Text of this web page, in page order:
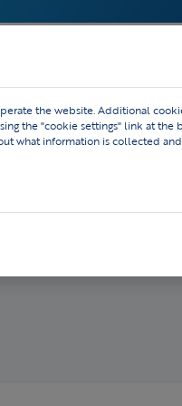
de Strong Viking —
the website. Additional
the "cookie settings" link at the
what information is collected